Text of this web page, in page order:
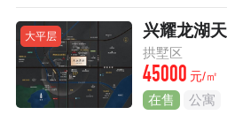
大平层 兴耀龙湖
拱墅区
45000 元/㎡
在售 公寓